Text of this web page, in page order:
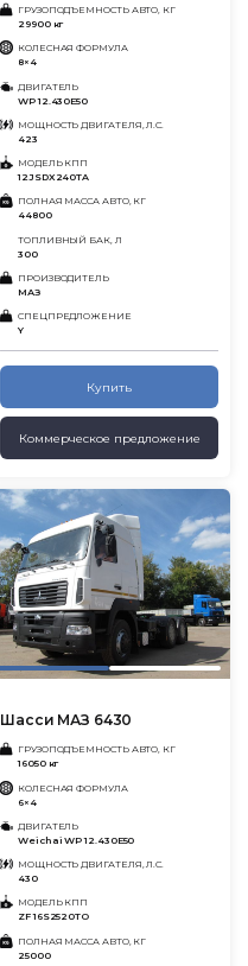
ГРУЗОПОДЪЕМНОСТЬ АВТО, КГ
29900 кг
КОЛЕСНАЯ ФОРМУЛА
8×4
ДВИГАТЕЛЬ
WP 12.430Е50
МОЩНОСТЬ ДВИГАТЕЛЯ, Л.С.
423
МОДЕЛЬ КПП
12JSDX240TA
ПОЛНАЯ МАССА АВТО, КГ
44800
ТОПЛИВНЫЙ БАК, Л
300
ПРОИЗВОДИТЕЛЬ
МАЗ
СПЕЦПРЕДЛОЖЕНИЕ
Y
Купить
Коммерческое предложение
Шасси МАЗ 6430
ГРУЗОПОДЪЕМНОСТЬ АВТО, КГ
16050 кг
КОЛЕСНАЯ ФОРМУЛА
6×4
ДВИГАТЕЛЬ
Weichai WP 12.430E50
МОЩНОСТЬ ДВИГАТЕЛЯ, Л.С.
430
МОДЕЛЬ КПП
ZF 16S2520TO
ПОЛНАЯ МАССА АВТО, КГ
25000